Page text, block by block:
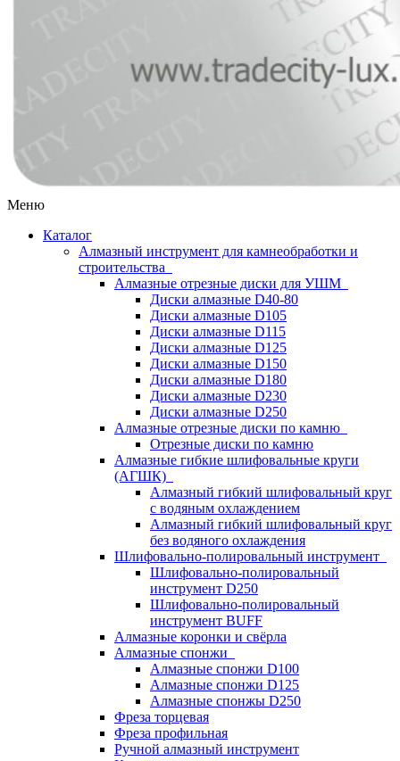
Меню
Каталог
Алмазный инструмент для камнеобработки и
строительства
Алмазные отрезные диски для УШМ
Диски алмазные D40-80
Диски алмазные D105
Диски алмазные D115
Диски алмазные D125
Диски алмазные D150
Диски алмазные D180
Диски алмазные D230
Диски алмазные D250
Алмазные отрезные диски по камню
Отрезные диски по камню
Алмазные гибкие шлифовальные круги
(АГШК)
Алмазный гибкий шлифовальный круг
с водяным охлаждением
Алмазный гибкий шлифовальный круг
без водяного охлаждения
Шлифовально-полировальный инструмент
Шлифовально-полировальный
инструмент D250
Шлифовально-полировальный
инструмент BUFF
Алмазные коронки и свёрла
Алмазные спонжи
Алмазные спонжи D100
Алмазные спонжи D125
Алмазные спонжы D250
Фреза торцевая
Фреза профильная
Ручной алмазный инструмент